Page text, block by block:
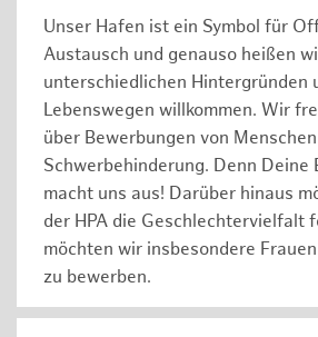
Unser Hafen ist ein Symbol für
Austausch und genauso heißen
unterschiedlichen Hintergründen
Lebenswegen willkommen. Wir
über Bewerbungen von
Schwerbehinderung. Denn Deine
macht uns aus! Darüber hinaus
der HPA die Geschlechtervielfalt
möchten wir insbesondere
zu bewerben.